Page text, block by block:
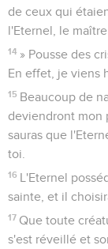
de ceux qui
l'Eternel, le
14 » Pousse des
En effet, je viens
15 Beaucoup de
deviendront mon
sauras que
toi.
16 L'Eternel
sainte, et il
17 Que toute
s'est réveillé et